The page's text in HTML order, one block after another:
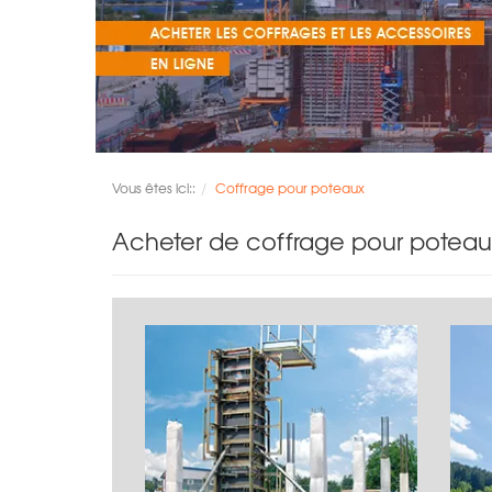
Vous êtes ici:: Coffrage pour poteaux
Acheter de coffrage pour